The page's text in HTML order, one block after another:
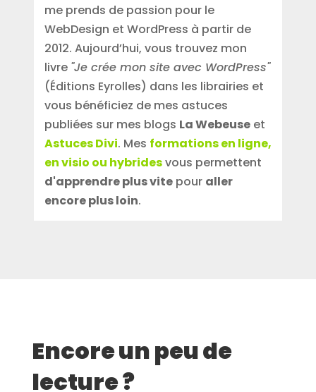
me prends de passion pour le
WebDesign et WordPress à partir de
2012. Aujourd’hui, vous trouvez mon
livre "Je crée mon site avec WordPress"
(Éditions Eyrolles) dans les librairies et
vous bénéficiez de mes astuces
publiées sur mes blogs La Webeuseet
Astuces Divi. Mes formations en ligne,
en visio ou hybridesvous permettent
d'apprendre plus vitepour aller
encore plus loin.
Encore un peu de
lecture ?